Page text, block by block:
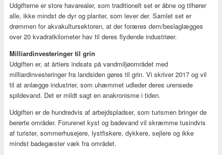
Udgifterne er store havarealer, som traditionelt set er åbne og tilhører
alle, ikke mindst de dyr og planter, som lever der. Samlet set er
drømmen for akvakultursektoren, at der foræres dem/beslaglægges
over 20 kvadratkilometer hav til deres flydende industriøer.
Milliardinvesteringer til grin
Udgiften er, at årtiers indsats på vandmiljøområdet med
milliardinvesteringer fra landsiden gøres til grin. Vi skriver 2017 og vil
til at anlægge industrier, som uhæmmet udleder deres urensede
spildevand. Det er mildt sagt en anakronisme i tiden.
Udgiften er de hundredvis af arbejdspladser, som turismen bringer de
berørte områder. Forurenet kyst og badevand vil skræmme tusindvis
af turister, sommerhusejere, lystfiskere, dykkere, sejlere og ikke
mindst badegæster væk fra området.